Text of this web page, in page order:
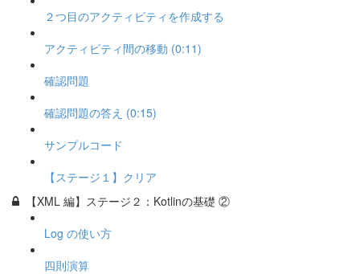
２つ目のアクティビティを作成する
アクティビティ間の移動 (0:11)
確認問題
確認問題の答え (0:15)
サンプルコード
【ステージ１】クリア
【XML 編】ステージ２：Kotlinの基礎 ②
Log の使い方
四則演算